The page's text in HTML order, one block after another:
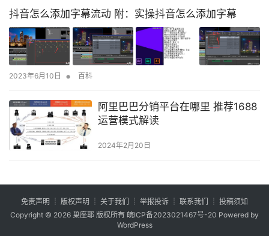
抖音怎么添加字幕流动 附：实操抖音怎么添加字幕
2023年6月10日 • 百科
阿里巴巴分销平台在哪里 推荐1688
运营模式解读
2024年2月20日
免责声明 ┊ 版权声明 ┊ 关于我们 ┊ 举报投诉 ┊ 联系我们 ┊ 投稿须知
Copyright © 2026 巢座耶 版权所有 皖ICP备2023021467号-20 Powered by
WordPress